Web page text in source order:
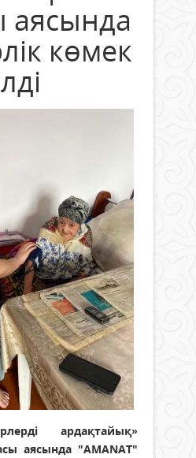
аясында
көмек
ардақтайық»
аясында "AMANAT"